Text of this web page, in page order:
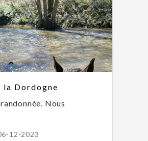
la Dordogne
Nous
12-2023